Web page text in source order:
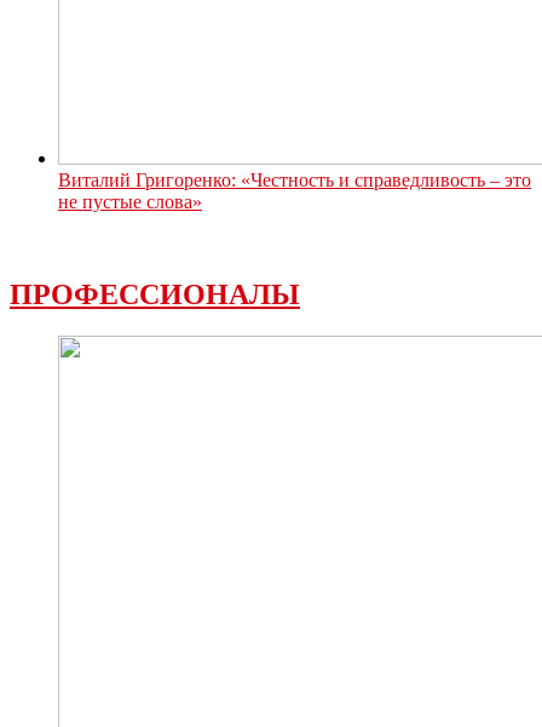
Виталий Григоренко: «Честность и справедливость – это
не пустые слова»
ПРОФЕССИОНАЛЫ